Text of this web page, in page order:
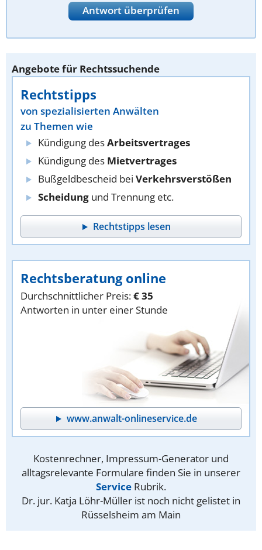
Antwort überprüfen
Angebote für Rechtssuchende
Rechtstipps
von spezialisierten Anwälten
zu Themen wie
Kündigung desArbeitsvertrages
Kündigung des Mietvertrages
Bußgeldbescheid bei Verkehrsverstößen
Scheidung und Trennung etc.
Rechtstipps lesen
Rechtsberatung online
Durchschnittlicher Preis:€ 35
Antworten in unter einer Stunde
www.anwalt-onlineservice.de
Kostenrechner, Impressum-Generator und
alltagsrelevante Formulare finden Sie in unserer
Service Rubrik.
Dr. jur. Katja Löhr-Müller ist noch nicht gelistet in
Rüsselsheim am Main